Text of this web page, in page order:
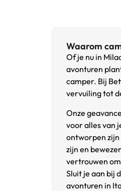
Waarom
Of je nu in
avonturen
camper. Bij
vervuiling tot
Onze
voor alles van
ontworpen zijn
zijn en
vertrouwen
Sluit je aan bij
avonturen in